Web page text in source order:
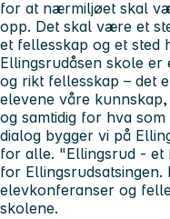
for at nærmiljøet skal
opp. Det skal være et
et fellesskap og et sted
Ellingsrudåsen skole er
og rikt fellesskap – det
elevene våre
og samtidig for hva
dialog bygger vi på
for alle. "Ellingsrud -
for
elevkonferanser og
skolene.